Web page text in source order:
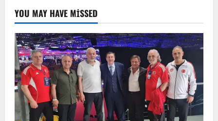
YOU MAY HAVE MISSED